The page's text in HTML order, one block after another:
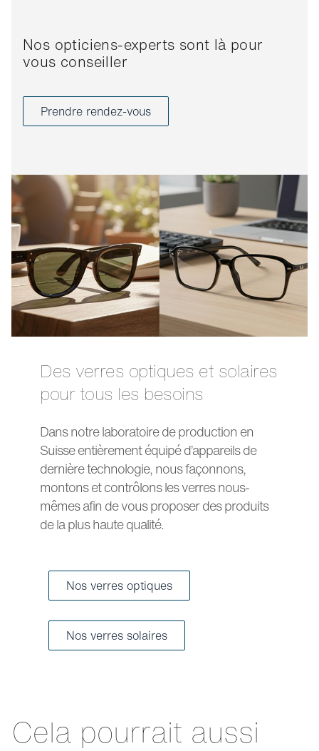
Nos opticiens-experts sont là pour
vous conseiller
Prendre rendez-vous
Des verres optiques et solaires
pour tous les besoins
Dans notre laboratoire de production en
Suisse entièrement équipé d’appareils de
dernière technologie, nous façonnons,
montons et contrôlons les verres nous-
mêmes afin de vous proposer des produits
de la plus haute qualité.
Nos verres optiques
Nos verres solaires
Cela pourrait aussi